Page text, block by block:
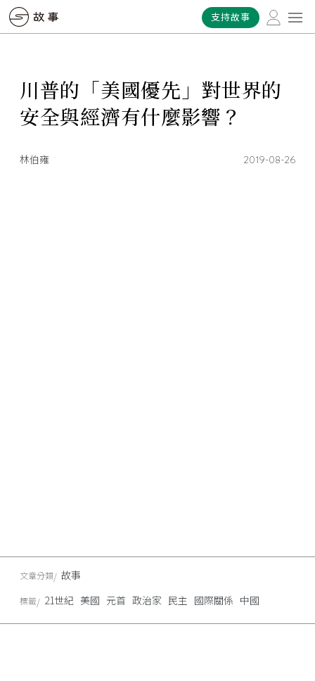
支持故事
川普的「美國優先」對世界的
安全與經濟有什麼影響？
林伯雍 2019-08-26
文章分類 故事
標籤 21世紀 美國 元首 政治家 民主 國際關係 中國